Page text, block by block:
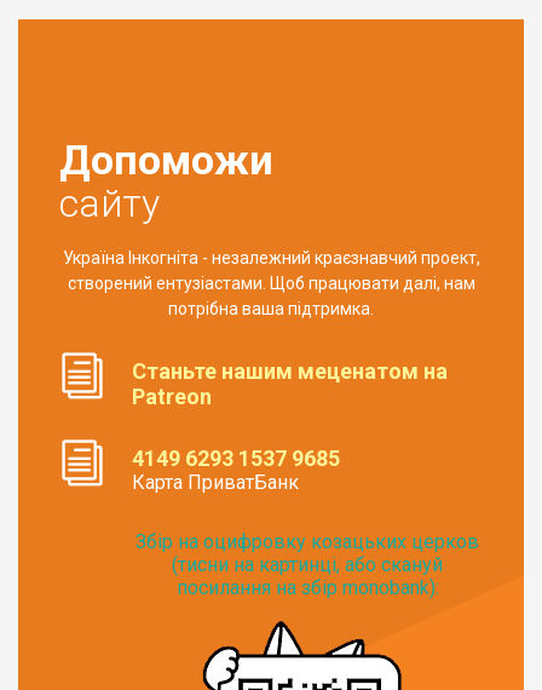
Допоможи
сайту
Україна Інкогніта - незалежний краєзнавчий проект,
створений ентузіастами. Щоб працювати далі, нам
потрібна ваша підтримка.
Станьте нашим меценатом на
Patreon
4149 6293 1537 9685
Карта ПриватБанк
Збір на оцифровку козацьких церков
(тисни на картинці, або скануй
посилання на збір monobank):